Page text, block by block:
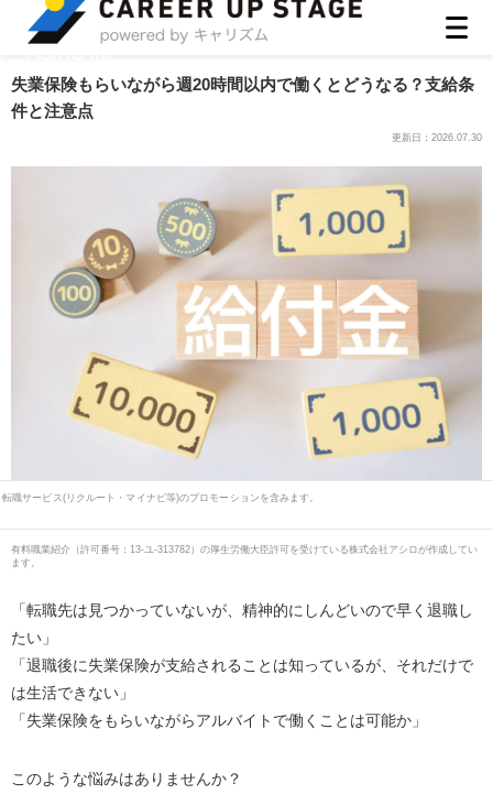
失業保険もらいながら週20時間以内で働くとどうなる？支給条
件と注意点
更新日：2026.07.30
転職サービス(リクルート・マイナビ等)のプロモーションを含みます。
有料職業紹介（許可番号：13-ユ-313782）の厚生労働大臣許可を受けている株式会社アシロが作成してい
ます。
「転職先は見つかっていないが、精神的にしんどいので早く退職し
たい」
「退職後に失業保険が支給されることは知っているが、それだけで
は生活できない」
「失業保険をもらいながらアルバイトで働くことは可能か」
このような悩みはありませんか？